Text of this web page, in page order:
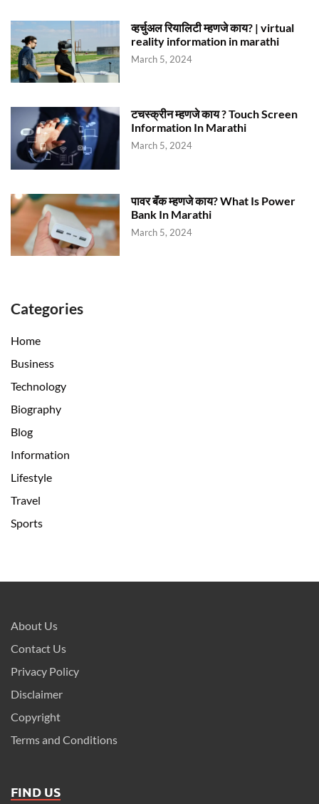
व्हर्चुअल रियालिटी म्हणजे काय? | virtual
reality information in marathi
March 5, 2024
टचस्क्रीन म्हणजे काय ? Touch Screen
Information In Marathi
March 5, 2024
पावर बॅंक म्हणजे काय? What Is Power
Bank In Marathi
March 5, 2024
Categories
Home
Business
Technology
Biography
Blog
Information
Lifestyle
Travel
Sports
About Us
Contact Us
Privacy Policy
Disclaimer
Copyright
Terms and Conditions
FIND US